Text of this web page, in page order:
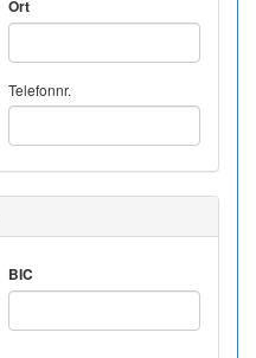
Ort
Telefonnr.
BIC